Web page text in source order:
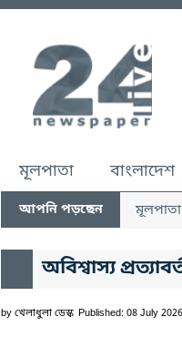
মূলপাতা বাংলাদেশ
আপনি পড়ছেন মূলপাতা
অবিশ্বাস্য
by খেলাধুলা ডেস্ক Published: 08 July 2026